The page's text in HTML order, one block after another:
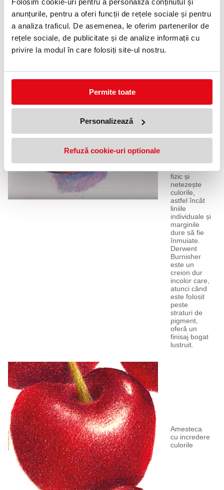
anunțurile, pentru a oferi funcții de rețele sociale și pentru
a analiza traficul. De asemenea, le oferim partenerilor de
rețele sociale, de publicitate și de analize informații cu
privire la modul în care folosiți site-ul nostru.
Permite toate
Personalizează
Refuză cookie-uri optionale
șlefuire, plus
o gumă de
șters și o
Creionul
incolor, care
vă permite
două sau
pentru a
fizic și
netezește
culorile,
astfel încât
liniile
individuale și
marginile
dure să fie
înmuiate.
Derwent
Burnisher
este un
creion dur
incolor care,
atunci când
este folosit
peste
straturi de
pigment,
oferă un
finisaj bogat
lustruit.
Amesteca
cu incredere
culorile